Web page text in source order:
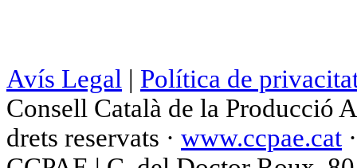
Avís Legal | Política de
Consell Català de la Producció
drets reservats · www.ccpae.cat